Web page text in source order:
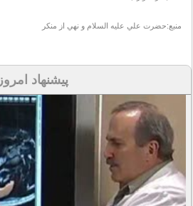
منبع:حضرت علي عليه السلام و نهي از منکر
پیشنهاد امروز